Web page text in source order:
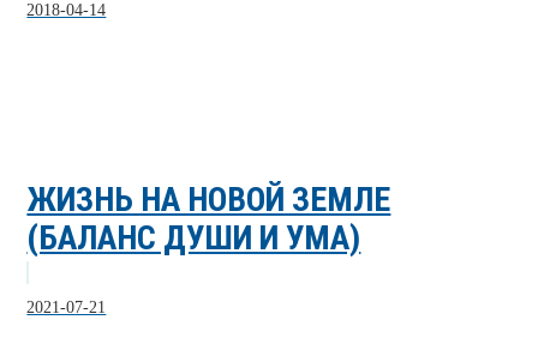
2018-04-14
ЖИЗНЬ НА НОВОЙ ЗЕМЛЕ
(БАЛАНС ДУШИ И УМА)
2021-07-21